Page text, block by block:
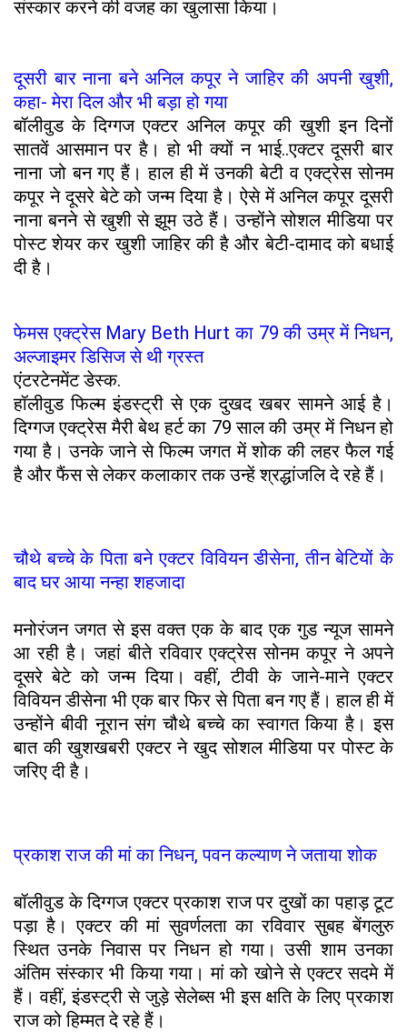
संस्कार करने की वजह का खुलासा किया।
दूसरी बार नाना बने अनिल कपूर ने जाहिर की अपनी खुशी,
कहा- मेरा दिल और भी बड़ा हो गया
बॉलीवुड के दिग्गज एक्टर अनिल कपूर की खुशी इन दिनों
सातवें आसमान पर है। हो भी क्यों न भाई..एक्टर दूसरी बार
नाना जो बन गए हैं। हाल ही में उनकी बेटी व एक्ट्रेस सोनम
कपूर ने दूसरे बेटे को जन्म दिया है। ऐसे में अनिल कपूर दूसरी
नाना बनने से खुशी से झूम उठे हैं। उन्होंने सोशल मीडिया पर
पोस्ट शेयर कर खुशी जाहिर की है और बेटी-दामाद को बधाई
दी है।
फेमस एक्ट्रेस Mary Beth Hurt का 79 की उम्र में निधन,
अल्जाइमर डिसिज से थी ग्रस्त
एंटरटेनमेंट डेस्क.
हॉलीवुड फिल्म इंडस्ट्री से एक दुखद खबर सामने आई है।
दिग्गज एक्ट्रेस मैरी बेथ हर्ट का 79 साल की उम्र में निधन हो
गया है। उनके जाने से फिल्म जगत में शोक की लहर फैल गई
है और फैंस से लेकर कलाकार तक उन्हें श्रद्धांजलि दे रहे हैं।
चौथे बच्चे के पिता बने एक्टर विवियन डीसेना, तीन बेटियों के
बाद घर आया नन्हा शहजादा
मनोरंजन जगत से इस वक्त एक के बाद एक गुड न्यूज सामने
आ रही है। जहां बीते रविवार एक्ट्रेस सोनम कपूर ने अपने
दूसरे बेटे को जन्म दिया। वहीं, टीवी के जाने-माने एक्टर
विवियन डीसेना भी एक बार फिर से पिता बन गए हैं। हाल ही में
उन्होंने बीवी नूरान संग चौथे बच्चे का स्वागत किया है। इस
बात की खुशखबरी एक्टर ने खुद सोशल मीडिया पर पोस्ट के
जरिए दी है।
प्रकाश राज की मां का निधन, पवन कल्याण ने जताया शोक
बॉलीवुड के दिग्गज एक्टर प्रकाश राज पर दुखों का पहाड़ टूट
पड़ा है। एक्टर की मां सुवर्णलता का रविवार सुबह बेंगलुरु
स्थित उनके निवास पर निधन हो गया। उसी शाम उनका
अंतिम संस्कार भी किया गया। मां को खोने से एक्टर सदमे में
हैं। वहीं, इंडस्ट्री से जुड़े सेलेब्स भी इस क्षति के लिए प्रकाश
राज को हिम्मत दे रहे हैं।